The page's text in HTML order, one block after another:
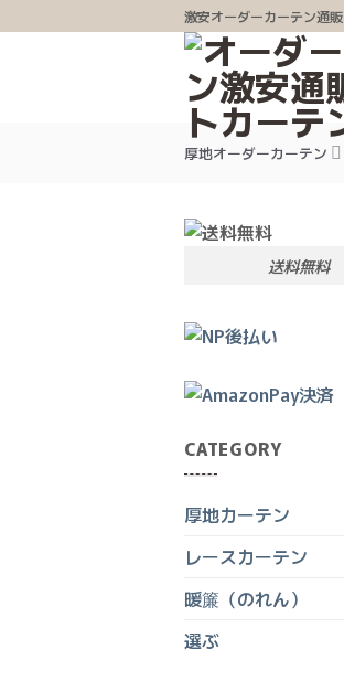
to
激安オーダーカーテン通販
厚地オーダーカーテン
送料無料
CATEGORY
厚地カーテン
レースカーテン
暖簾（のれん）
選ぶ